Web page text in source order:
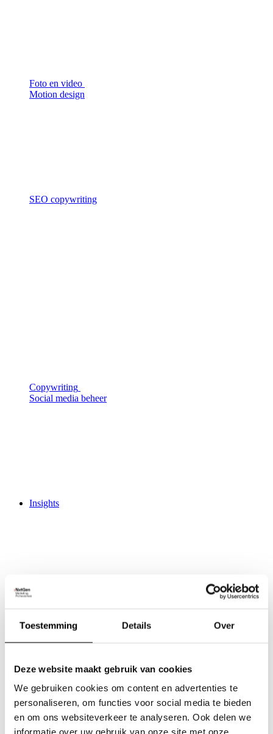
Toestemming Details Over
Deze website maakt gebruik van cookies
We gebruiken cookies om content en advertenties te
personaliseren, om functies voor social media te bieden
en om ons websiteverkeer te analyseren. Ook delen we
informatie over uw gebruik van onze site met onze
Foto en video
Motion design
SEO copywriting
Copywriting
Social media beheer
Insights
Activities
Creative Hub
Work
Contact